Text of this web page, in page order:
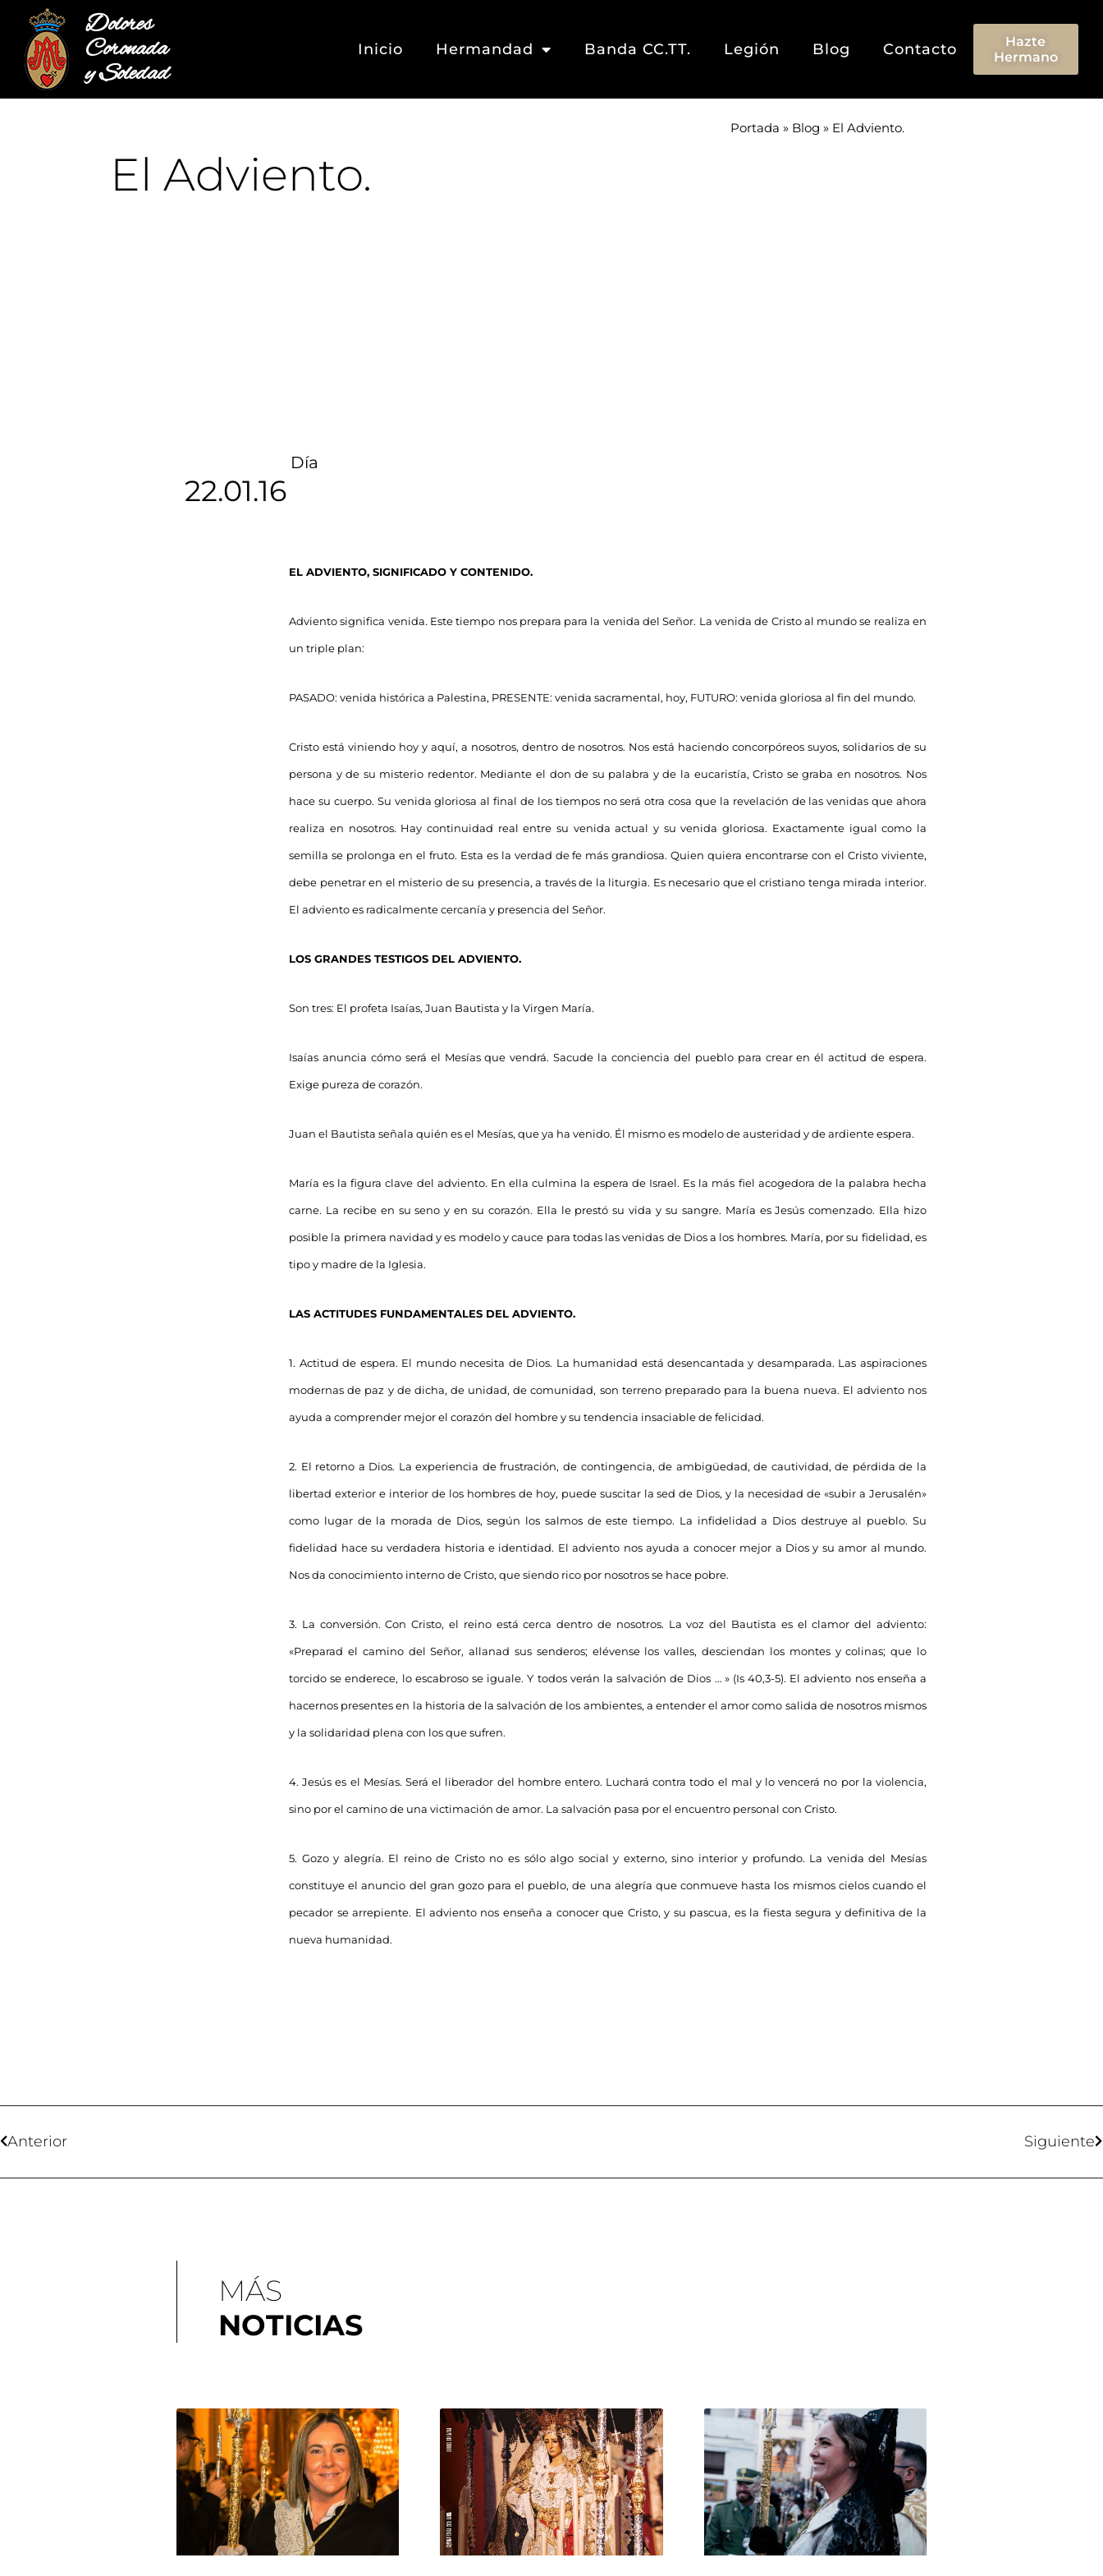
Dolores
Coronada
y Soledad
Inicio Hermandad Banda CC.TT. Legión Blog Contacto
Hazte
Hermano
Portada » Blog » El Adviento.
El Adviento.
Día
22.01.16
EL ADVIENTO, SIGNIFICADO Y CONTENIDO.
Adviento significa venida. Este tiempo nos prepara para la venida del Señor. La venida de Cristo al mundo se realiza en
un triple plan:
PASADO: venida histórica a Palestina, PRESENTE: venida sacramental, hoy, FUTURO: venida gloriosa al fin del mundo.
Cristo está viniendo hoy y aquí, a nosotros, dentro de nosotros. Nos está haciendo concorpóreos suyos, solidarios de su
persona y de su misterio redentor. Mediante el don de su palabra y de la eucaristía, Cristo se graba en nosotros. Nos
hace su cuerpo. Su venida gloriosa al final de los tiempos no será otra cosa que la revelación de las venidas que ahora
realiza en nosotros. Hay continuidad real entre su venida actual y su venida gloriosa. Exactamente igual como la
semilla se prolonga en el fruto. Esta es la verdad de fe más grandiosa. Quien quiera encontrarse con el Cristo viviente,
debe penetrar en el misterio de su presencia, a través de la liturgia. Es necesario que el cristiano tenga mirada interior.
El adviento es radicalmente cercanía y presencia del Señor.
LOS GRANDES TESTIGOS DEL ADVIENTO.
Son tres: El profeta Isaías, Juan Bautista y la Virgen María.
Isaías anuncia cómo será el Mesías que vendrá. Sacude la conciencia del pueblo para crear en él actitud de espera.
Exige pureza de corazón.
Juan el Bautista señala quién es el Mesías, que ya ha venido. Él mismo es modelo de austeridad y de ardiente espera.
María es la figura clave del adviento. En ella culmina la espera de Israel. Es la más fiel acogedora de la palabra hecha
carne. La recibe en su seno y en su corazón. Ella le prestó su vida y su sangre. María es Jesús comenzado. Ella hizo
posible la primera navidad y es modelo y cauce para todas las venidas de Dios a los hombres. María, por su fidelidad, es
tipo y madre de la Iglesia.
LAS ACTITUDES FUNDAMENTALES DEL ADVIENTO.
1. Actitud de espera. El mundo necesita de Dios. La humanidad está desencantada y desamparada. Las aspiraciones
modernas de paz y de dicha, de unidad, de comunidad, son terreno preparado para la buena nueva. El adviento nos
ayuda a comprender mejor el corazón del hombre y su tendencia insaciable de felicidad.
2. El retorno a Dios. La experiencia de frustración, de contingencia, de ambigüedad, de cautividad, de pérdida de la
libertad exterior e interior de los hombres de hoy, puede suscitar la sed de Dios, y la necesidad de «subir a Jerusalén»
como lugar de la morada de Dios, según los salmos de este tiempo. La infidelidad a Dios destruye al pueblo. Su
fidelidad hace su verdadera historia e identidad. El adviento nos ayuda a conocer mejor a Dios y su amor al mundo.
Nos da conocimiento interno de Cristo, que siendo rico por nosotros se hace pobre.
3. La conversión. Con Cristo, el reino está cerca dentro de nosotros. La voz del Bautista es el clamor del adviento:
«Preparad el camino del Señor, allanad sus senderos; elévense los valles, desciendan los montes y colinas; que lo
torcido se enderece, lo escabroso se iguale. Y todos verán la salvación de Dios … » (Is 40,3-5). El adviento nos enseña a
hacernos presentes en la historia de la salvación de los ambientes, a entender el amor como salida de nosotros mismos
y la solidaridad plena con los que sufren.
4. Jesús es el Mesías. Será el liberador del hombre entero. Luchará contra todo el mal y lo vencerá no por la violencia,
sino por el camino de una victimación de amor. La salvación pasa por el encuentro personal con Cristo.
5. Gozo y alegría. El reino de Cristo no es sólo algo social y externo, sino interior y profundo. La venida del Mesías
constituye el anuncio del gran gozo para el pueblo, de una alegría que conmueve hasta los mismos cielos cuando el
pecador se arrepiente. El adviento nos enseña a conocer que Cristo, y su pascua, es la fiesta segura y definitiva de la
nueva humanidad.
Anterior Siguiente
MÁS
NOTICIAS